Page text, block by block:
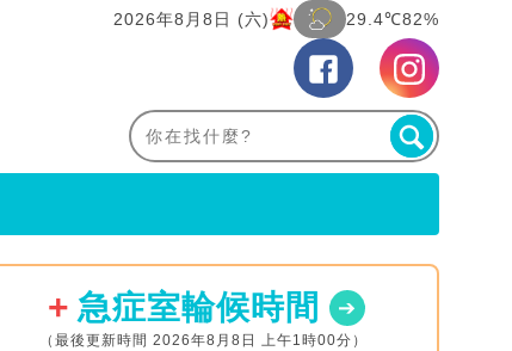
2026年8月8日 (六) 29.4℃82%
急症室輪候時間
（最後更新時間 2026年8月8日 上午1時00分）